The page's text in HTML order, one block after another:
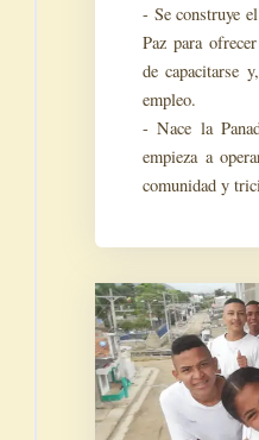
- Se construye
Paz para
de capacitarse
empleo.
- Nace la
empieza a
comunidad y